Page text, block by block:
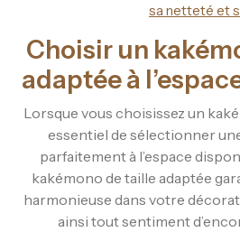
sa netteté et
Choisir un
adaptée à
Lorsque vous choisissez un
essentiel de sélectionner
parfaitement à l’espace
kakémono de taille adaptée
harmonieuse dans votre
ainsi tout sentiment